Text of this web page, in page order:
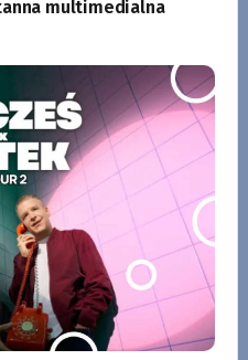
multimedialna